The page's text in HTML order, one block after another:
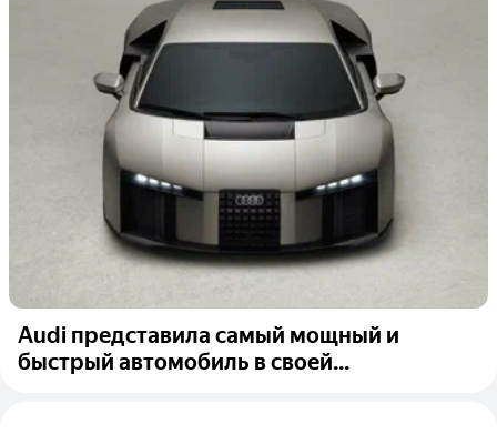
Audi представила самый мощный и
быстрый автомобиль в своей...